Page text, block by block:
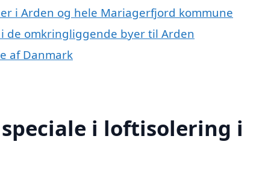
i Arden og hele Mariagerfjord kommune
de omkringliggende byer til Arden
af Danmark
i loftisolering i